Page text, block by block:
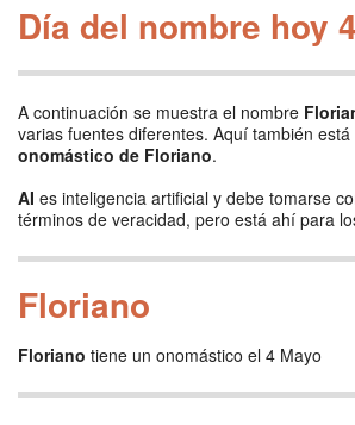
Día del nombre hoy
A continuación se muestra el nombre
varias fuentes diferentes. Aquí también está
onomástico de Floriano.
AI es inteligencia artificial y debe tomarse
términos de veracidad, pero está ahí para
Floriano
Floriano tiene un onomástico el 4 Mayo